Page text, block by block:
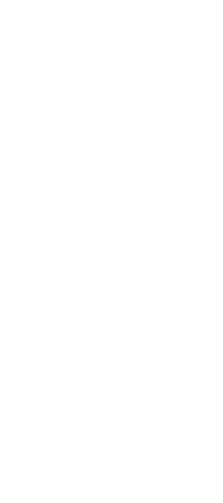
di terzi.
una rete.
o aziendali
sono concepiti e adatti
i consumatori, non per le
di un account.
disporre di un account per
i Servizi. È importante fornire
complete e aggiornate
un indirizzo e-mail valido) e
In caso contrario,
o chiudere l’account
a inviare notifiche
L’account è personale ed